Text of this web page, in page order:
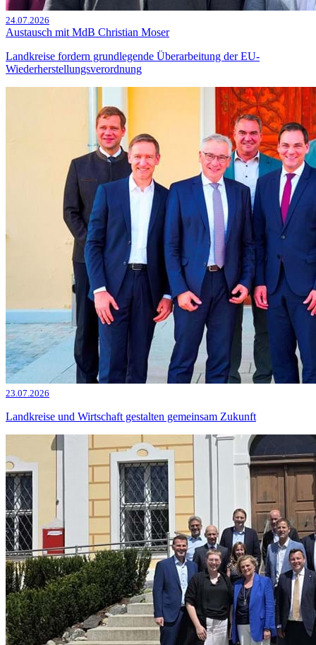
24.07.2026
Austausch mit MdB Christian Moser
Landkreise fordern grundlegende Überarbeitung der EU-
Wiederherstellungsverordnung
23.07.2026
Landkreise und Wirtschaft gestalten gemeinsam Zukunft